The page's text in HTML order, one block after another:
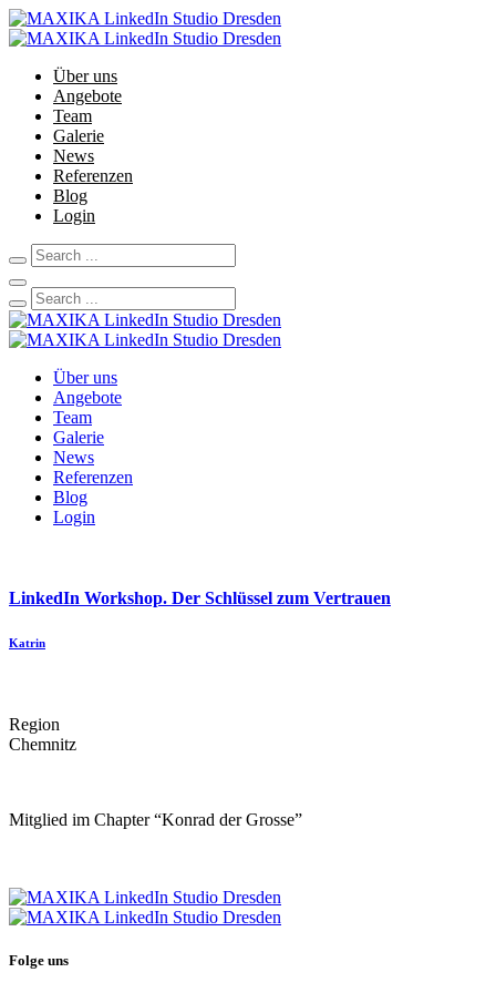
Über uns
Angebote
Team
Galerie
News
Referenzen
Blog
Login
Über uns
Angebote
Team
Galerie
News
Referenzen
Blog
Login
LinkedIn Workshop. Der Schlüssel zum Vertrauen
Katrin
Region
Chemnitz
Mitglied im Chapter “Konrad der Grosse”
Folge uns